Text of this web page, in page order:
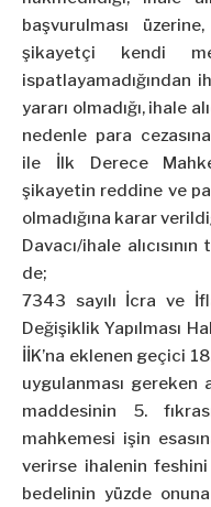
başvurulması
şikayetçi kendi
ispatlayamadığından
yararı olmadığı, ihale
nedenle para
ile İlk Derece
şikayetin reddine ve
olmadığına karar
Davacı/ihale
de;
7343 sayılı İcra ve
Değişiklik Yapılması
İİK’na eklenen geçici
uygulanması gereken
maddesinin 5.
mahkemesi işin
verirse ihalenin
bedelinin yüzde